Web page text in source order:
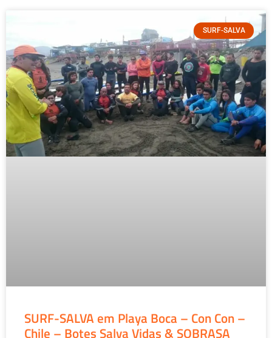
SURF-SALVA
SURF-SALVA em Playa Boca – Con Con –
Chile – Botes Salva Vidas & SOBRASA